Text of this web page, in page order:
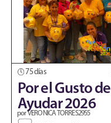
75 días
Por el Gusto de
Ayudar 2026
por VERONICA TORRES2955